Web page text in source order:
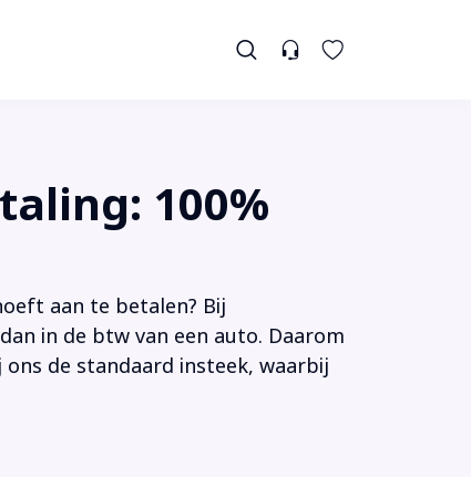
100%
aan te betalen? Bij
in de btw van een auto. Daarom
de standaard insteek, waarbij